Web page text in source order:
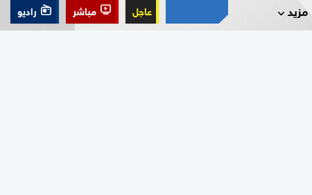
مزيد عاجل مباشر راديو